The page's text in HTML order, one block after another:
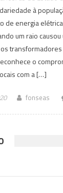
à
de energia
um raio
o
com a […]
fonseas